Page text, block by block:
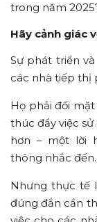
trong năm
Hãy cảnh giác
Sự phát triển
các nhà tiếp thị
Họ phải đối
thúc đẩy việc
hơn – một lời
thông nhắc đến.
Nhưng thực tế
đúng đắn cần